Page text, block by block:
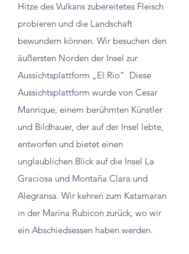
Hitze des Vulkans zubereitetes Fleisch
probieren und die Landschaft
bewundern können. Wir besuchen den
äußersten Norden der Insel zur
Aussichtsplattform „El Rio“ Diese
Aussichtsplattform wurde von Cesar
Manrique, einem berühmten Künstler
und Bildhauer, der auf der Insel lebte,
entworfen und bietet einen
unglaublichen Blick auf die Insel La
Graciosa und Montaña Clara und
Alegransa. Wir kehren zum Katamaran
in der Marina Rubicon zurück, wo wir
ein Abschiedsessen haben werden.